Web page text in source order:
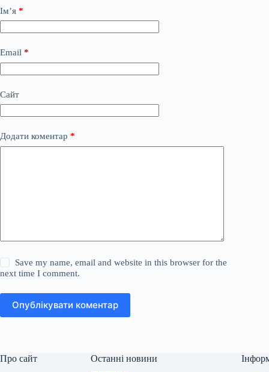
Ім’я *
Email *
Сайт
Додати коментар *
Save my name, email and website in this browser for the
next time I comment.
Опублікувати коментар
Про сайт Останні новини